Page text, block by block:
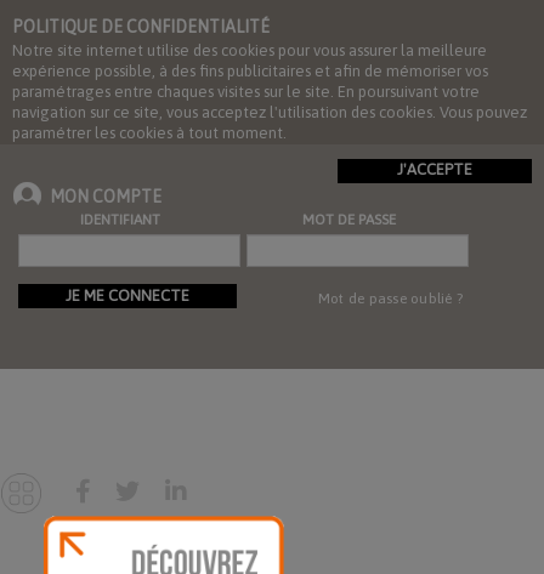
POLITIQUE DE CONFIDENTIALITÉ
Notre site internet utilise des cookies pour vous assurer la meilleure
expérience possible, à des fins publicitaires et afin de mémoriser vos
paramétrages entre chaques visites sur le site. En poursuivant votre
navigation sur ce site, vous acceptez l'utilisation des cookies. Vous pouvez
paramétrer les cookies à tout moment.
J'ACCEPTE
MON COMPTE
IDENTIFIANT MOT DE PASSE
JE ME CONNECTE Mot de passe oublié ?